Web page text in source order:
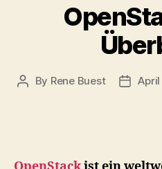
Post
By Rene Buest
PostApril